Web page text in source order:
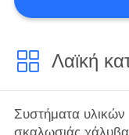
Λαϊκή
Συστήματα υλικών